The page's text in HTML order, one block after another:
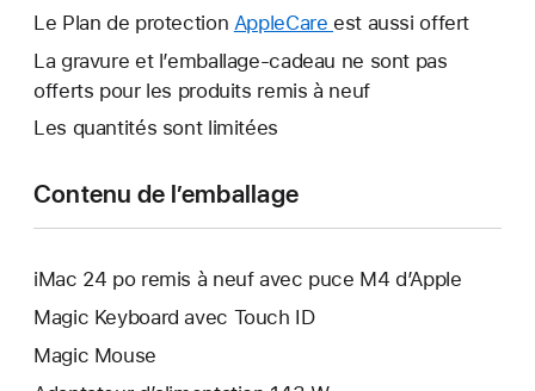
une
lien
dans
une
nouvelle
Le Plan de protection AppleCare Ce
lien
s’ouvrira
est aussi offert
La gravure et l’emballage-cadeau ne sont pas
offerts pour les produits remis à neuf
Les quantités sont limitées
Contenu de l’emballage
iMac 24 po remis à neuf avec puce M4 d’Apple
Magic Keyboard avec Touch ID
Magic Mouse